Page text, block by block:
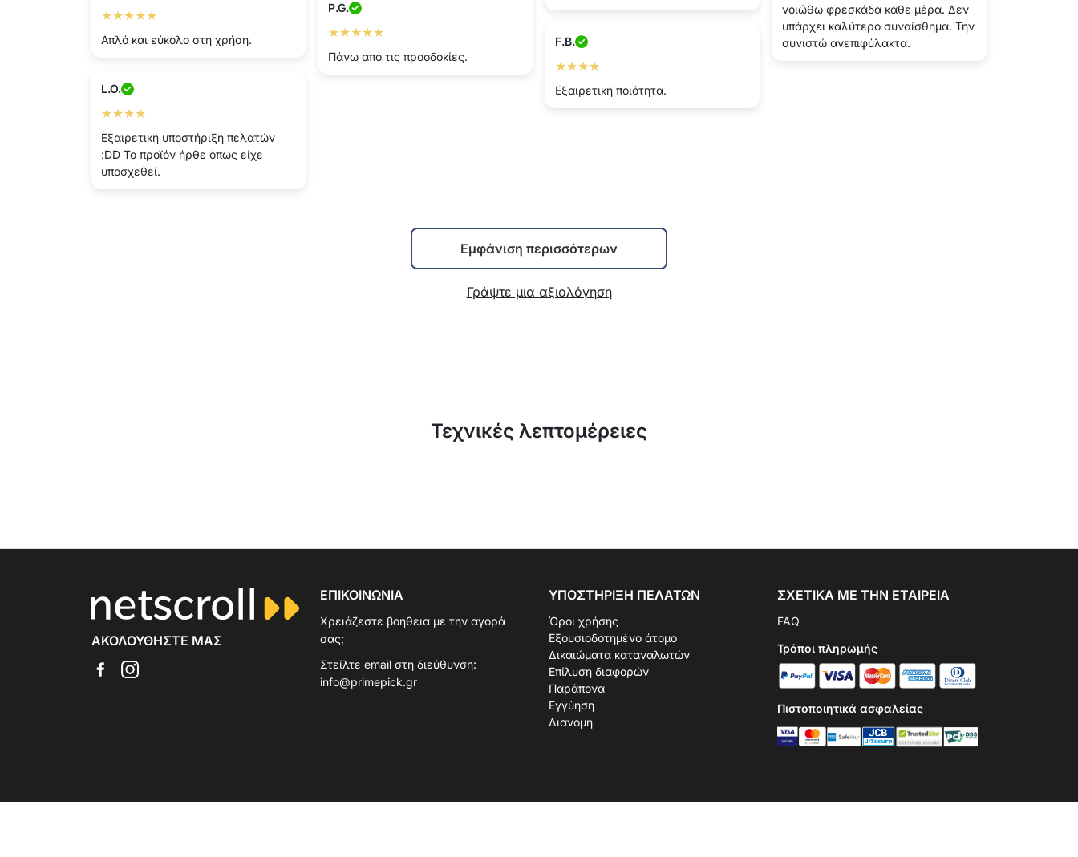
νοιώθω φρεσκάδα κάθε μέρα. Δεν
υπάρχει καλύτερο συναίσθημα. Την
συνιστώ ανεπιφύλακτα.
★★★★★
Απλό και εύκολο στη χρήση.
P.G.
★★★★★
Πάνω από τις προσδοκίες.
F.B.
★★★★
Εξαιρετική ποιότητα.
L.O.
★★★★
Εξαιρετική υποστήριξη πελατών
:DD Το προϊόν ήρθε όπως είχε
υποσχεθεί.
Εμφάνιση περισσότερων
Γράψτε μια αξιολόγηση
Τεχνικές λεπτομέρειες
ΑΚΟΛΟΥΘΉΣΤΕ ΜΑΣ
ΕΠΙΚΟΙΝΩΝΊΑ
Χρειάζεστε βοήθεια με την αγορά
σας;
Στείλτε email στη διεύθυνση:
info@primepick.gr
ΥΠΟΣΤΉΡΙΞΗ ΠΕΛΑΤΏΝ
Όροι χρήσης
Εξουσιοδοτημένο άτομο
Δικαιώματα καταναλωτών
Επίλυση διαφορών
Παράπονα
Εγγύηση
Διανομή
ΣΧΕΤΙΚΆ ΜΕ ΤΗΝ ΕΤΑΙΡΕΊΑ
FAQ
Τρόποι πληρωμής
Πιστοποιητικά ασφαλείας